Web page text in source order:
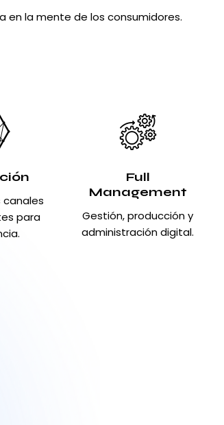
en la mente de los consumidores.
canales
para
Full
Management
Gestión, producción y
administración digital.